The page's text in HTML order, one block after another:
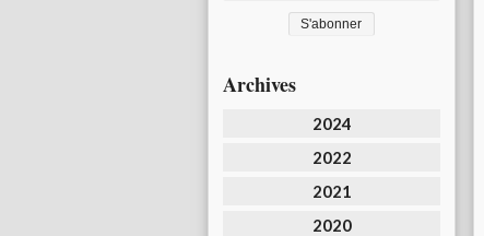
Archives
2024
2022
2021
2020